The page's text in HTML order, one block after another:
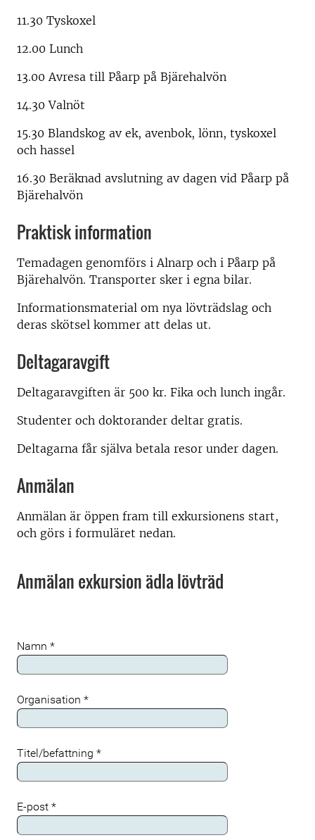
11.30 Tyskoxel
12.00 Lunch
13.00 Avresa till Påarp på Bjärehalvön
14.30 Valnöt
15.30 Blandskog av ek, avenbok, lönn, tyskoxel
och hassel
16.30 Beräknad avslutning av dagen vid Påarp på
Bjärehalvön
Praktisk information
Temadagen genomförs i Alnarp och i Påarp på
Bjärehalvön. Transporter sker i egna bilar.
Informationsmaterial om nya lövträdslag och
deras skötsel kommer att delas ut.
Deltagaravgift
Deltagaravgiften är 500 kr. Fika och lunch ingår.
Studenter och doktorander deltar gratis.
Deltagarna får själva betala resor under dagen.
Anmälan
Anmälan är öppen fram till exkursionens start,
och görs i formuläret nedan.
Anmälan exkursion ädla lövträd
Namn *
Organisation *
Titel/befattning *
E-post *